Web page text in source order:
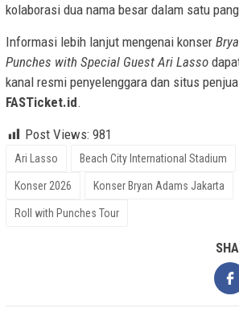
kolaborasi dua nama besar dalam satu
Informasi lebih lanjut mengenai konser
Punches with Special Guest Ari Lasso
kanal resmi penyelenggara dan situs
FASTicket.id.
Post Views: 981
Ari Lasso Beach City International Stadium
Konser 2026 Konser Bryan Adams Jakarta
Roll with Punches Tour